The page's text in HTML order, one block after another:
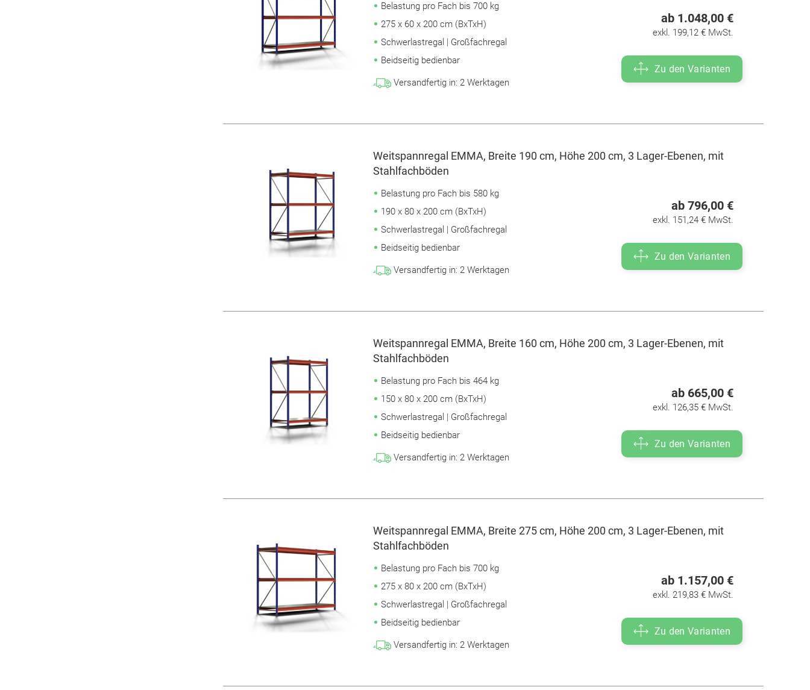
Belastung pro Fach bis 700 kg
275 x 60 x 200 cm (BxTxH)
Schwerlastregal | Großfachregal
Beidseitig bedienbar
Versandfertig in: 2 Werktagen
ab 1.048,00 €
exkl. 199,12 € MwSt.
Zu den Varianten
Weitspannregal EMMA, Breite 190 cm, Höhe 200 cm, 3 Lager-Ebenen, mit
Stahlfachböden
Belastung pro Fach bis 580 kg
190 x 80 x 200 cm (BxTxH)
Schwerlastregal | Großfachregal
Beidseitig bedienbar
Versandfertig in: 2 Werktagen
ab 796,00 €
exkl. 151,24 € MwSt.
Zu den Varianten
Weitspannregal EMMA, Breite 160 cm, Höhe 200 cm, 3 Lager-Ebenen, mit
Stahlfachböden
Belastung pro Fach bis 464 kg
150 x 80 x 200 cm (BxTxH)
Schwerlastregal | Großfachregal
Beidseitig bedienbar
Versandfertig in: 2 Werktagen
ab 665,00 €
exkl. 126,35 € MwSt.
Zu den Varianten
Weitspannregal EMMA, Breite 275 cm, Höhe 200 cm, 3 Lager-Ebenen, mit
Stahlfachböden
Belastung pro Fach bis 700 kg
275 x 80 x 200 cm (BxTxH)
Schwerlastregal | Großfachregal
Beidseitig bedienbar
Versandfertig in: 2 Werktagen
ab 1.157,00 €
exkl. 219,83 € MwSt.
Zu den Varianten